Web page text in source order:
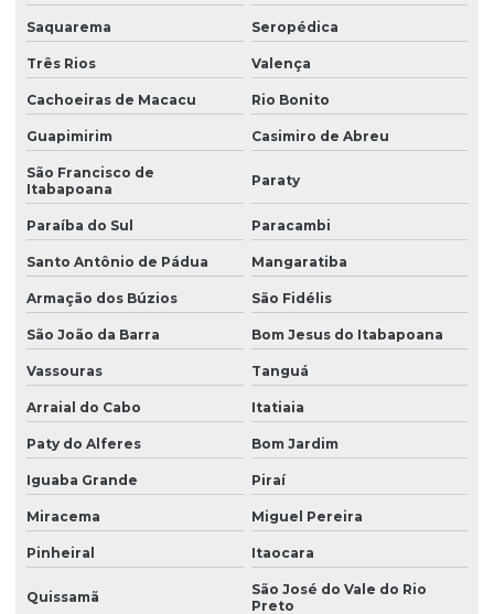
Saquarema Seropédica
Três Rios Valença
Cachoeiras de Macacu Rio Bonito
Guapimirim Casimiro de Abreu
São Francisco de
Itabapoana
Paraty
Paraíba do Sul Paracambi
Santo Antônio de Pádua Mangaratiba
Armação dos Búzios São Fidélis
São João da Barra Bom Jesus do Itabapoana
Vassouras Tanguá
Arraial do Cabo Itatiaia
Paty do Alferes Bom Jardim
Iguaba Grande Piraí
Miracema Miguel Pereira
Pinheiral Itaocara
Quissamã
São José do Vale do Rio
Preto